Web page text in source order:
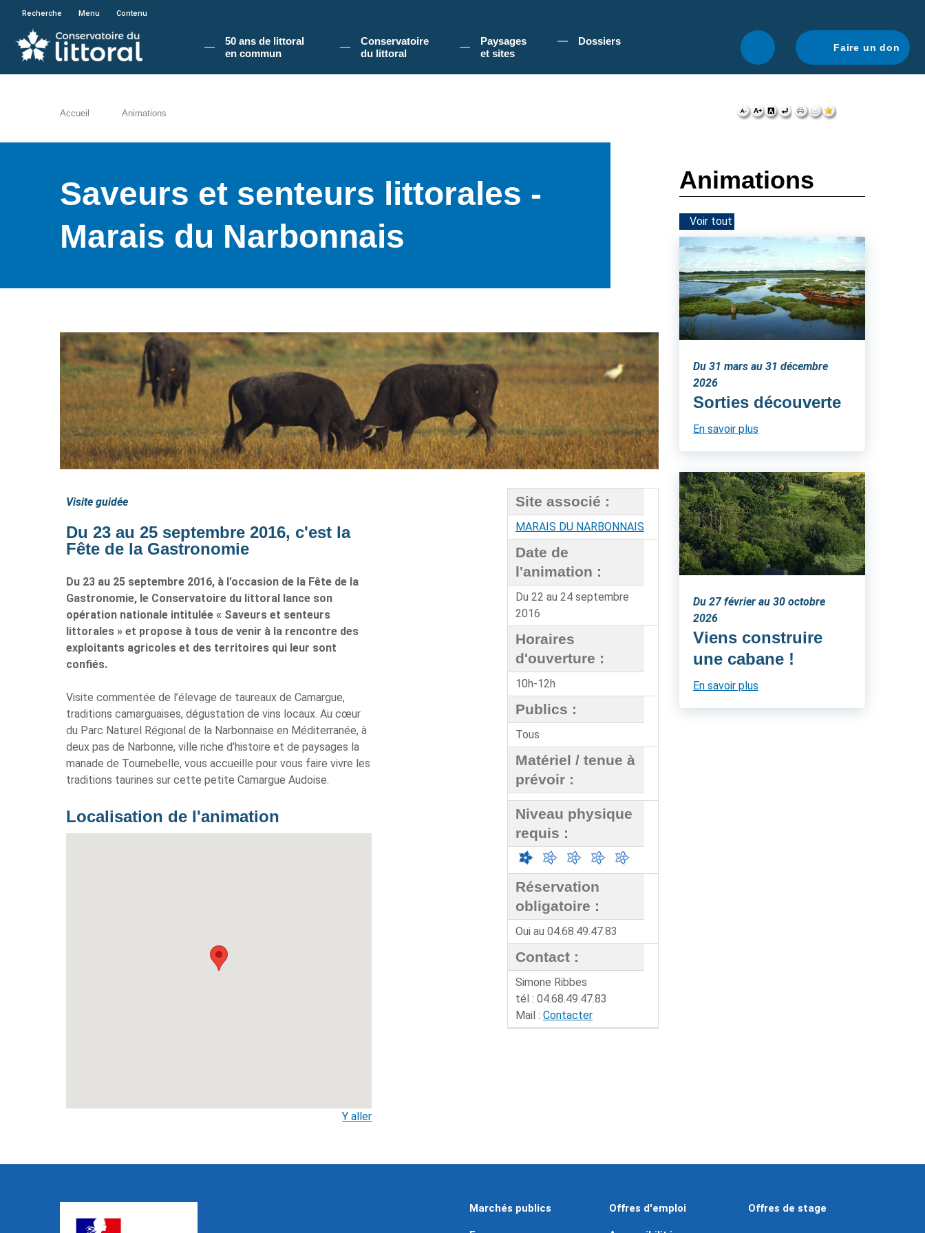
En poursuivant votre navigation sur le site du Conservatoire du littoral, vous acceptez l'utilisation de cookies pour vous proposer une navigation optimale.
Recherche Menu Contenu
50 ans de littoral
en commun​
Conservatoire
du littoral
Paysages
et sites
Dossiers
Faire un don
Accueil Animations
Saveurs et senteurs littorales -
Marais du Narbonnais
Visite guidée
Du 23 au 25 septembre 2016, c'est la
Fête de la Gastronomie
Du 23 au 25 septembre 2016, à l’occasion de la Fête de la
Gastronomie, le Conservatoire du littoral lance son
opération nationale intitulée « Saveurs et senteurs
littorales » et propose à tous de venir à la rencontre des
exploitants agricoles et des territoires qui leur sont
confiés.
Visite commentée de l’élevage de taureaux de Camargue,
traditions camarguaises, dégustation de vins locaux. Au cœur
du Parc Naturel Régional de la Narbonnaise en Méditerranée, à
deux pas de Narbonne, ville riche d’histoire et de paysages la
manade de Tournebelle, vous accueille pour vous faire vivre les
traditions taurines sur cette petite Camargue Audoise.
Localisation de l'animation
Y aller
Site associé :
MARAIS DU NARBONNAIS
Date de
l'animation :
Du 22 au 24 septembre
2016
Horaires
d'ouverture :
10h-12h
Publics :
Tous
Matériel / tenue à
prévoir :
Niveau physique
requis :
Réservation
obligatoire :
Oui au 04.68.49.47.83
Contact :
Simone Ribbes
tél : 04.68.49.47.83
Mail : Contacter
Animations
Voir tout
Du 31 mars au 31 décembre
2026
Sorties découverte
En savoir plus
Du 27 février au 30 octobre
2026
Viens construire
une cabane !
En savoir plus
Marchés publics Offres d'emploi Offres de stage